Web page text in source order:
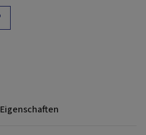
Eigenschaften